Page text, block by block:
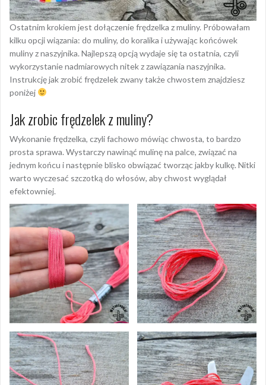
Ostatnim krokiem jest dołączenie frędzelka z muliny. Próbowałam
kilku opcji wiązania: do muliny, do koralika i używając końcówek
muliny z naszyjnika. Najlepszą opcją wydaje się ta ostatnia, czyli
wykorzystanie nadmiarowych nitek z zawiązania naszyjnika.
Instrukcję jak zrobić frędzelek zwany także chwostem znajdziesz
poniżej
Jak zrobic frędzelek z muliny?
Wykonanie frędzelka, czyli fachowo mówiąc chwosta, to bardzo
prosta sprawa. Wystarczy nawinąć mulinę na palce, związać na
jednym końcu i następnie blisko obwiązać tworząc jakby kulkę. Nitki
warto wyczesać szczotką do włosów, aby chwost wyglądał
efektowniej.